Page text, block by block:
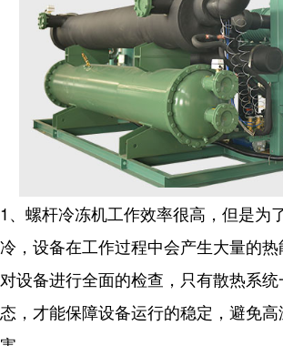
1、螺杆冷冻机工作效率很高，但是为
冷，设备在工作过程中会产生大量的
对设备进行全面的检查，只有散热系
态，才能保障设备运行的稳定，避免